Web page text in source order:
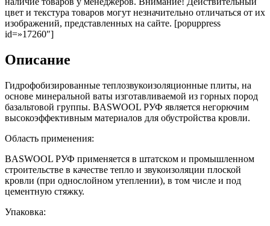
цвет и текстура товаров могут незначительно отличаться от их
изображений, представленных на сайте. [popuppress
id=»17260″]
Описание
Гидрофобизированные теплозвукоизоляционные плиты, на
основе минеральной ваты изготавливаемой из горных пород
базальтовой группы. BASWOOL РУФ является негорючим
высокоэффективным материалов для обустройства кровли.
Область применения:
BASWOOL РУФ применяется в штатском и промышленном
строительстве в качестве тепло и звукоизоляции плоской
кровли (при однослойном утеплении), в том числе и под
цементную стяжку.
Упаковка: